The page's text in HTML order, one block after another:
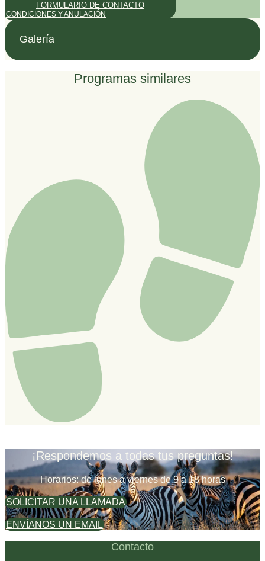
FORMULARIO DE CONTACTO
CONDICIONES Y ANULACIÓN
Galería
Programas similares
¡Respondemos a todas tus preguntas!
Horarios: de lunes a viernes de 9 a 18 horas
SOLICITAR UNA LLAMADA
ENVÍANOS UN EMAIL
Contacto